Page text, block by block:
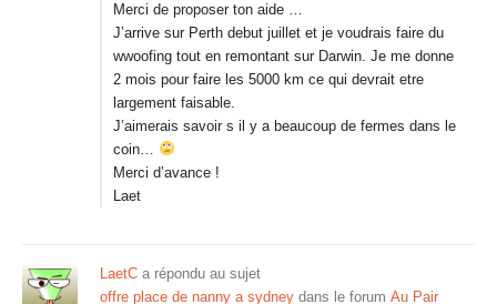
Merci de proposer ton aide …
J’arrive sur Perth debut juillet et je voudrais faire du
wwoofing tout en remontant sur Darwin. Je me donne
2 mois pour faire les 5000 km ce qui devrait etre
largement faisable.
J’aimerais savoir s il y a beaucoup de fermes dans le
coin…
Merci d’avance !
Laet
LaetC a répondu au sujet
offre place de nanny a sydney dans le forum Au Pair